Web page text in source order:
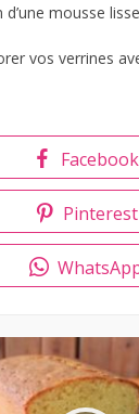
d’une mousse
vos verrines
Facebook
Pinterest